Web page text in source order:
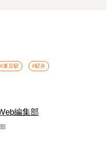
#東京駅 #駅弁
編集部